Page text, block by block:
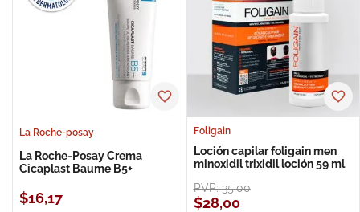
La Roche-posay
La Roche-Posay Crema
Cicaplast Baume B5+
$16,17
Foligain
Loción capilar foligain men
minoxidil trixidil loción 59 ml
PVP:35,00
$28,00